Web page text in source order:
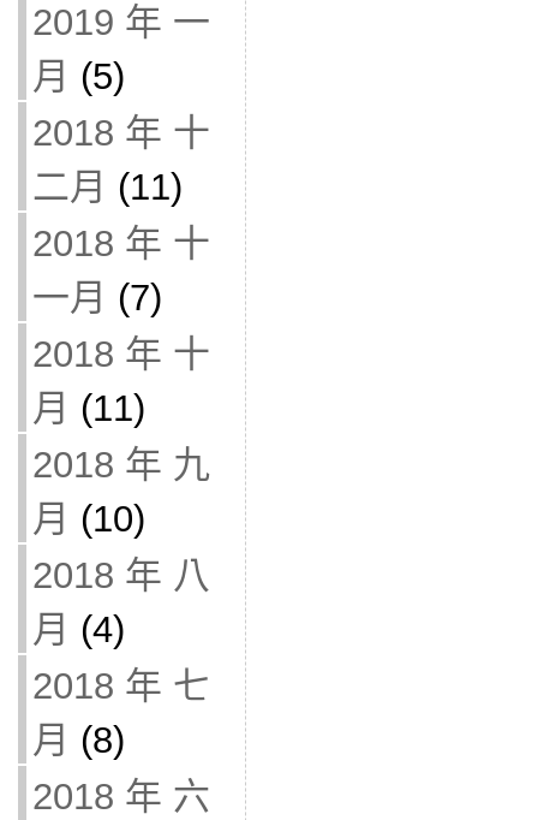
2019 年 一
月 (5)
2018 年 十
二月 (11)
2018 年 十
一月 (7)
2018 年 十
月 (11)
2018 年 九
月 (10)
2018 年 八
月 (4)
2018 年 七
月 (8)
2018 年 六